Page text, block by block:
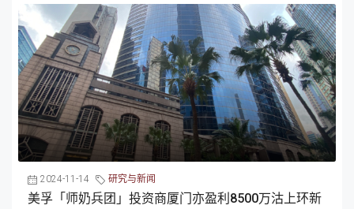
2024-11-14 研究与新闻
美孚「师奶兵团」投资商厦门亦盈利8500万沽上环新